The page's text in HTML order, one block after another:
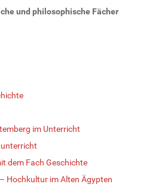
und philosophische Fächer
im Unterricht
dem Fach Geschichte
Hochkultur im Alten Ägypten